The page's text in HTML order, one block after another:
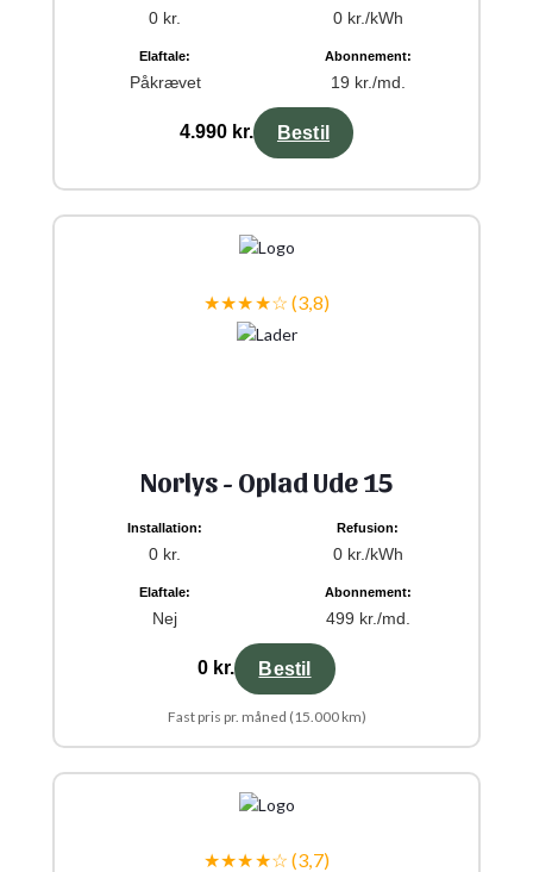
0 kr. 0 kr./kWh
Elaftale:
Påkrævet
Abonnement:
19 kr./md.
4.990 kr. Bestil
★★★★☆ (3,8)
Norlys - Oplad Ude 15
Installation:
0 kr.
Refusion:
0 kr./kWh
Elaftale:
Nej
Abonnement:
499 kr./md.
0 kr. Bestil
Fast pris pr. måned (15.000 km)
★★★★☆ (3,7)